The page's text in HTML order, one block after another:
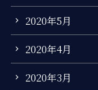
2020年5月
2020年4月
2020年3月